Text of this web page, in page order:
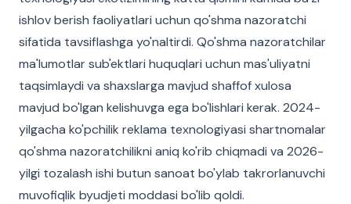
ishlov berish faoliyatlari uchun qo'shma nazoratchi
sifatida tavsiflashga yo'naltirdi. Qo'shma nazoratchilar
ma'lumotlar sub'ektlari huquqlari uchun mas'uliyatni
taqsimlaydi va shaxslarga mavjud shaffof xulosa
mavjud bo'lgan kelishuvga ega bo'lishlari kerak. 2024-
yilgacha ko'pchilik reklama texnologiyasi shartnomalar
qo'shma nazoratchilikni aniq ko'rib chiqmadi va 2026-
yilgi tozalash ishi butun sanoat bo'ylab takrorlanuvchi
muvofiqlik byudjeti moddasi bo'lib qoldi.